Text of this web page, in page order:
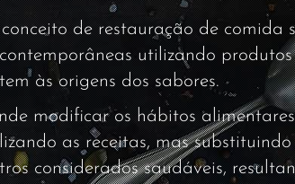
de restauração de comida
utilizando
às origens dos sabores.
modificar os hábitos
as receitas, mas
considerados saudáveis,